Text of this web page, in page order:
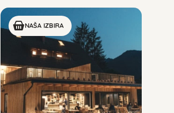
NAŠA IZBIRA